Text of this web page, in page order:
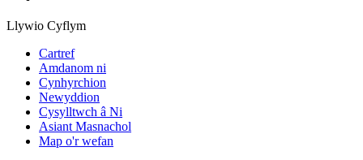
Llywio Cyflym
Cartref
Amdanom ni
Cynhyrchion
Newyddion
Cysylltwch â Ni
Asiant Masnachol
Map o'r wefan